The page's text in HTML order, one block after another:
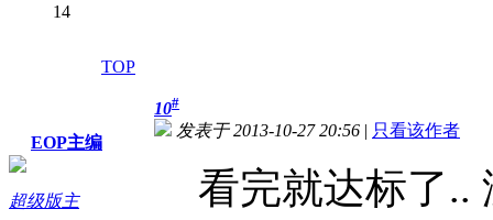
14
TOP
EOP主编
超级版主
10#
发表于 2013-10-27 20:56 | 只看该作者
看完就达标了..